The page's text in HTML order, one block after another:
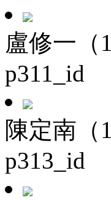
盧修一（
p311_id
陳定南（
p313_id